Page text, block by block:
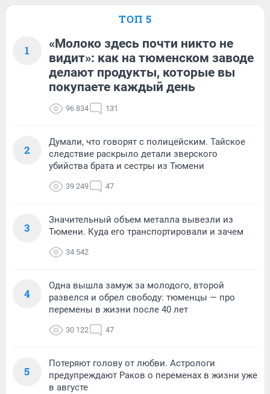
ТОП 5
1
«Молоко здесь почти никто не
видит»: как на тюменском заводе
делают продукты, которые вы
покупаете каждый день
96 834 131
2
Думали, что говорят с полицейским. Тайское
следствие раскрыло детали зверского
убийства брата и сестры из Тюмени
39 249 47
3
Значительный объем металла вывезли из
Тюмени. Куда его транспортировали и зачем
34 542
4
Одна вышла замуж за молодого, второй
развелся и обрел свободу: тюменцы — про
перемены в жизни после 40 лет
30 122 47
5
Потеряют голову от любви. Астрологи
предупреждают Раков о переменах в жизни уже
в августе